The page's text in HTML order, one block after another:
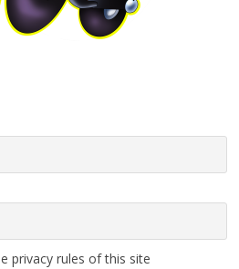
privacy rules of this site